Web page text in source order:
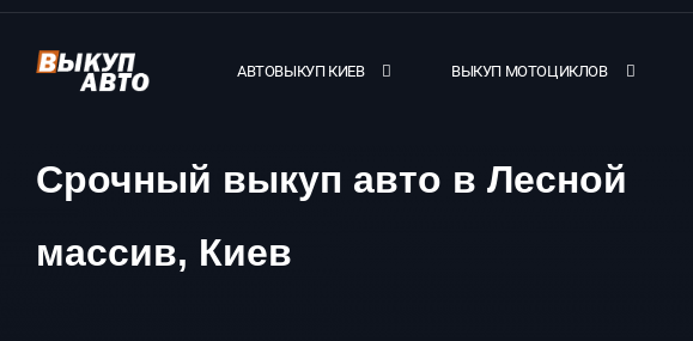
АВТОВЫКУП КИЕВ ВЫКУП МОТОЦИКЛОВ
Срочный выкуп авто в Лесной
массив, Киев